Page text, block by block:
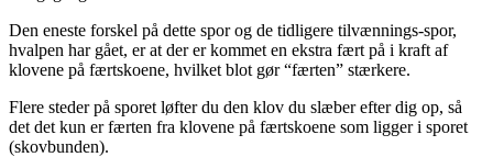
Den eneste forskel på dette spor og de tidligere tilvænnings-spor,
hvalpen har gået, er at der er kommet en ekstra fært på i kraft af
klovene på færtskoene, hvilket blot gør “færten” stærkere.
Flere steder på sporet løfter du den klov du slæber efter dig op, så
det det kun er færten fra klovene på færtskoene som ligger i sporet
(skovbunden).